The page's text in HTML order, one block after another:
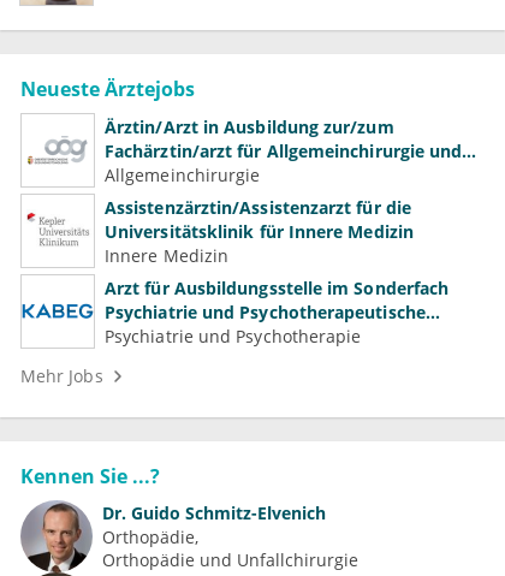
Neueste Ärztejobs
Ärztin/Arzt in Ausbildung zur/zum
Fachärztin/arzt für Allgemeinchirurgie und
Gefäßchirurgie
Allgemeinchirurgie
Assistenzärztin/Assistenzarzt für die
Universitätsklinik für Innere Medizin
Innere Medizin
Arzt für Ausbildungsstelle im Sonderfach
Psychiatrie und Psychotherapeutische
Medizin (m/w/d)
Psychiatrie und Psychotherapie
Mehr Jobs
Kennen Sie ...?
Dr. Guido Schmitz-Elvenich
Orthopädie
Orthopädie und Unfallchirurgie